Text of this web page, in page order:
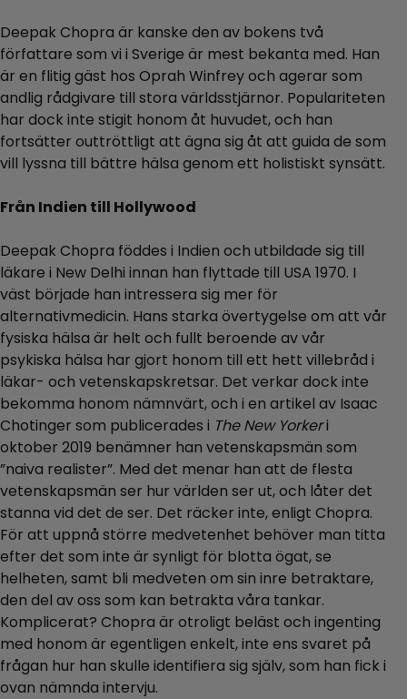
Deepak Chopra är kanske den av bokens två
författare som vi i Sverige är mest bekanta med. Han
är en flitig gäst hos Oprah Winfrey och agerar som
andlig rådgivare till stora världsstjärnor. Populariteten
har dock inte stigit honom åt huvudet, och han
fortsätter outtröttligt att ägna sig åt att guida de som
vill lyssna till bättre hälsa genom ett holistiskt synsätt.
Från Indien till Hollywood
Deepak Chopra föddes i Indien och utbildade sig till
läkare i New Delhi innan han flyttade till USA 1970. I
väst började han intressera sig mer för
alternativmedicin. Hans starka övertygelse om att vår
fysiska hälsa är helt och fullt beroende av vår
psykiska hälsa har gjort honom till ett hett villebråd i
läkar- och vetenskapskretsar. Det verkar dock inte
bekomma honom nämnvärt, och i en artikel av Isaac
Chotinger som publicerades i The New Yorkeri
oktober 2019 benämner han vetenskapsmän som
”naiva realister”. Med det menar han att de flesta
vetenskapsmän ser hur världen ser ut, och låter det
stanna vid det de ser. Det räcker inte, enligt Chopra.
För att uppnå större medvetenhet behöver man titta
efter det som inte är synligt för blotta ögat, se
helheten, samt bli medveten om sin inre betraktare,
den del av oss som kan betrakta våra tankar.
Komplicerat? Chopra är otroligt beläst och ingenting
med honom är egentligen enkelt, inte ens svaret på
frågan hur han skulle identifiera sig själv, som han fick i
ovan nämnda intervju.